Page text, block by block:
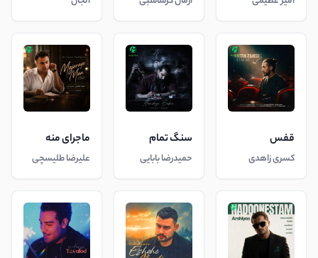
قفس
کسری زاهدی
سنگ تمام
حمیدرضا بابایی
ماجرای منه
علیرضا طلیسچی